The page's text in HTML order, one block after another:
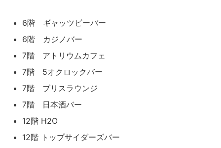
6階 ギャッツビーバー
6階 カジノバー
7階 アトリウムカフェ
7階 5オクロックバー
7階 ブリスラウンジ
7階 日本酒バー
12階 H2O
12階 トップサイダーズバー